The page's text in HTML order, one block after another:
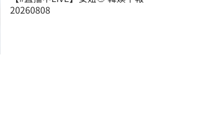
20260808